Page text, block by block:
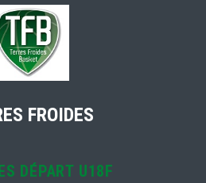
FROIDES
DÉPART U18F